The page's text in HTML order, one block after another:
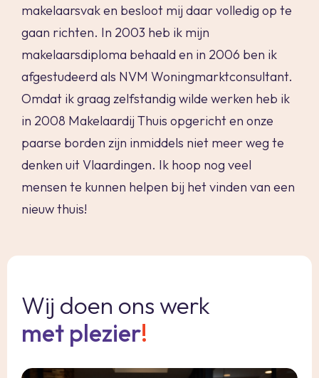
makelaarsvak en besloot mij daar volledig op te
gaan richten. In 2003 heb ik mijn
makelaarsdiploma behaald en in 2006 ben ik
afgestudeerd als NVM Woningmarktconsultant.
Omdat ik graag zelfstandig wilde werken heb ik
in 2008 Makelaardij Thuis opgericht en onze
paarse borden zijn inmiddels niet meer weg te
denken uit Vlaardingen. Ik hoop nog veel
mensen te kunnen helpen bij het vinden van een
nieuw thuis!
Wij doen ons werk
met plezier!